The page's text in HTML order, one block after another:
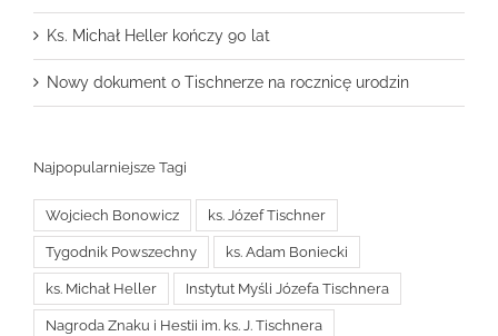
Ks. Michał Heller kończy 90 lat
Nowy dokument o Tischnerze na rocznicę urodzin
Najpopularniejsze Tagi
Wojciech Bonowicz ks. Józef Tischner
Tygodnik Powszechny ks. Adam Boniecki
ks. Michał Heller Instytut Myśli Józefa Tischnera
Nagroda Znaku i Hestii im. ks. J. Tischnera